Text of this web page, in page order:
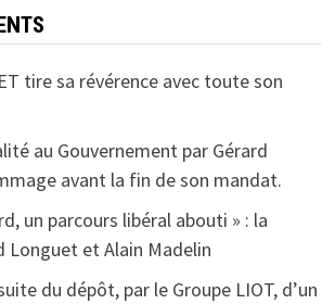
tire sa révérence avec toute son
au Gouvernement par Gérard
avant la fin de son mandat.
un parcours libéral abouti » : la
Longuet et Alain Madelin
du dépôt, par le Groupe LIOT, d’un